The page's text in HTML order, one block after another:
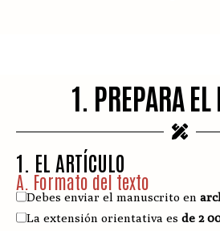
1. PREPARA EL
1. EL ARTÍCULO
A. Formato del texto
Debes enviar el manuscrito en
La extensión orientativa esde 2